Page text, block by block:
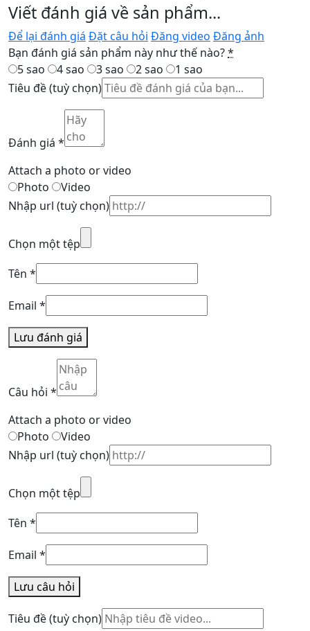
Viết đánh giá về sản phẩm...
Để lại đánh giá Đặt câu hỏi Đăng video Đăng ảnh
Bạn đánh giá sản phẩm này như thế nào?*
5 sao
4 sao 3 sao 2 sao
1 sao
Tiêu đề(tuỳ chọn)
Đánh giá *
Attach a photo or video
Photo
Video
Nhập url (tuỳ chọn)
Chọn một tệp
Tên *
Email *
Lưu đánh giá
Câu hỏi *
Attach a photo or video
Photo
Video
Nhập url (tuỳ chọn)
Chọn một tệp
Tên *
Email *
Lưu câu hỏi
Tiêu đề(tuỳ chọn)